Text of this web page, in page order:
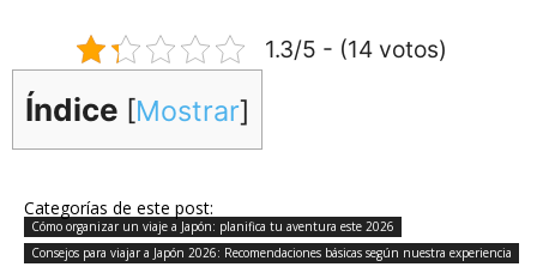
1.3/5 - (14 votos)
Índice [Mostrar]
Categorías de este post:
Cómo organizar un viaje a Japón: planifica tu aventura este 2026
Consejos para viajar a Japón 2026: Recomendaciones básicas según nuestra experiencia